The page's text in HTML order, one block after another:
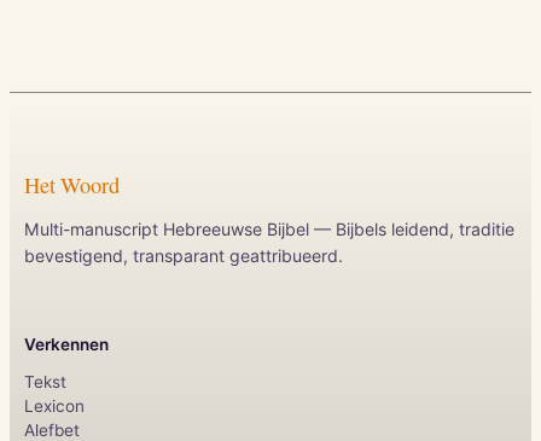
Het Woord
Multi-manuscript Hebreeuwse Bijbel — Bijbels leidend, traditie
bevestigend, transparant geattribueerd.
Verkennen
Tekst
Lexicon
Alefbet